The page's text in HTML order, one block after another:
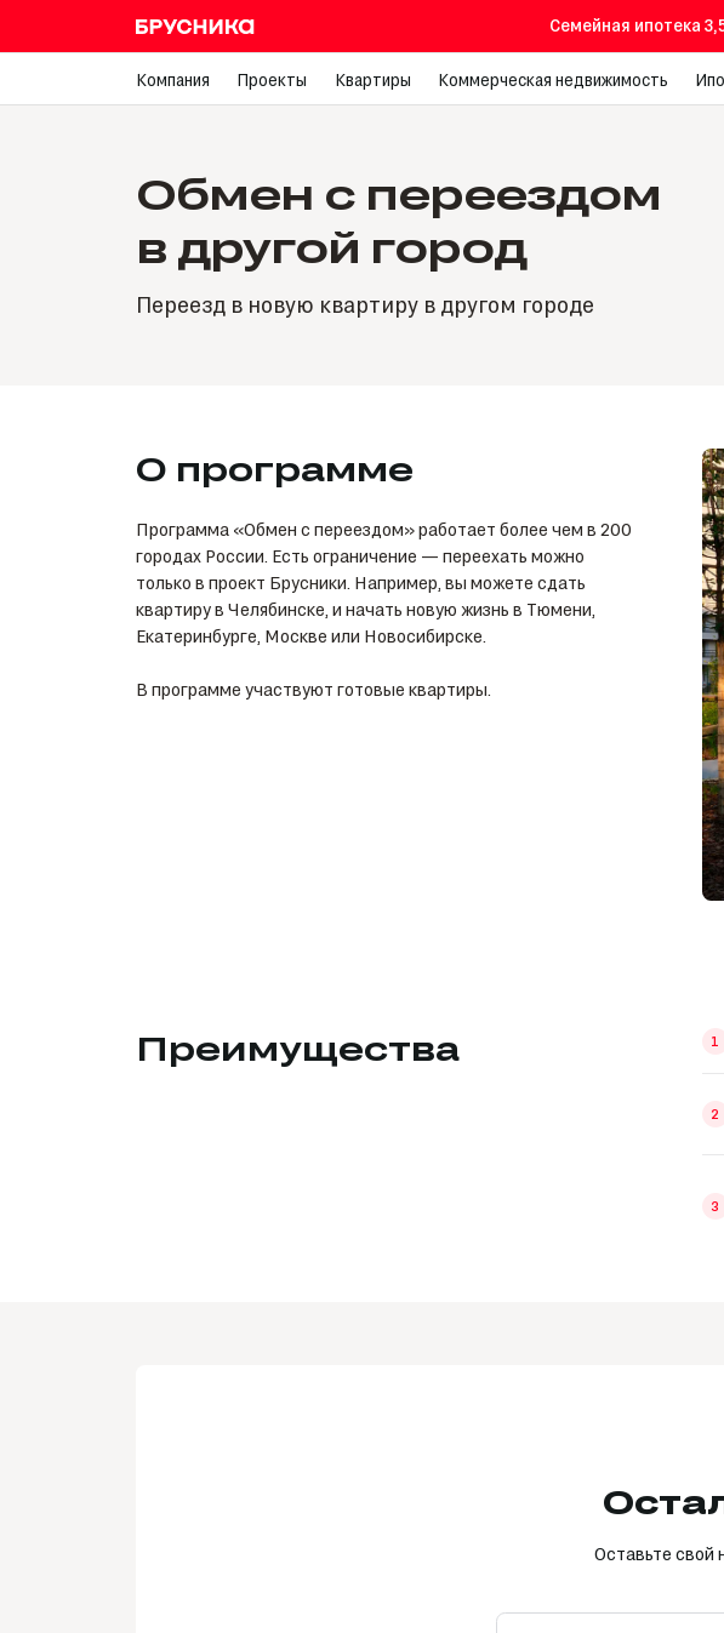
Семейная ипотека
Компания Проекты Квартиры Коммерческая недвижимость
Обмен с переездом
в другой город
Переезд в новую квартиру в другом городе
О программе
Программа «Обмен с переездом» работает более чем в 200
городах России. Есть ограничение — переехать можно
только в проект Брусники. Например, вы можете сдать
квартиру в Челябинске, и начать новую жизнь в Тюмени,
Екатеринбурге, Москве или Новосибирске.
В программе участвуют готовые квартиры.
Преимущества 1
2
3
Оставьте свой